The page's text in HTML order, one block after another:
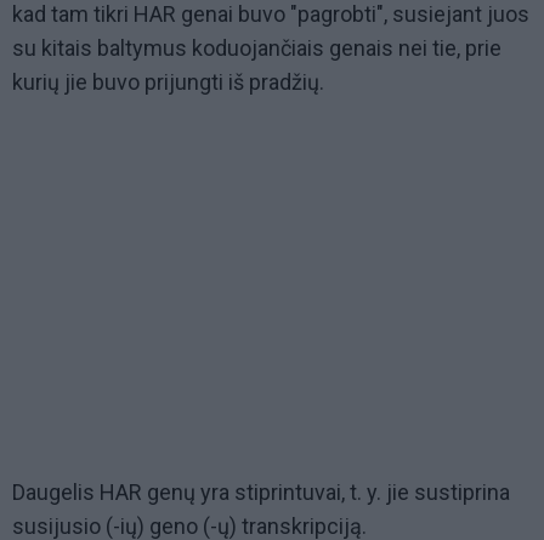
kad tam tikri HAR genai buvo "pagrobti", susiejant juos
su kitais baltymus koduojančiais genais nei tie, prie
kurių jie buvo prijungti iš pradžių.
Daugelis HAR genų yra stiprintuvai, t. y. jie sustiprina
susijusio (-ių) geno (-ų) transkripciją.